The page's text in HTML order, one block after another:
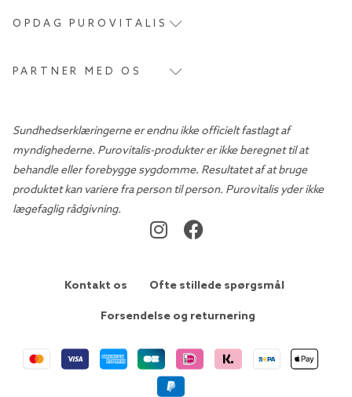
OPDAG PUROVITALIS
PARTNER MED OS
Sundhedserklæringerne er endnu ikke officielt fastlagt af
myndighederne. Purovitalis-produkter er ikke beregnet til at
behandle eller forebygge sygdomme. Resultatet af at bruge
produktet kan variere fra person til person. Purovitalis yder ikke
lægefaglig rådgivning.
Kontakt os Ofte stillede spørgsmål
Forsendelse og returnering